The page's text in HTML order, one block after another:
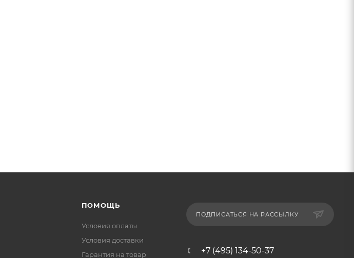
ПОМОЩЬ
Условия оплаты
Условия доставки
Гарантия на товар
ПОДПИСАТЬСЯ НА РАССЫЛКУ
+7 (495) 134-50-37